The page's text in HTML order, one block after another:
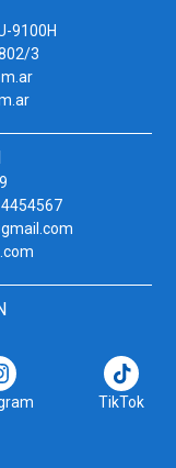
9100H
3
TikTok